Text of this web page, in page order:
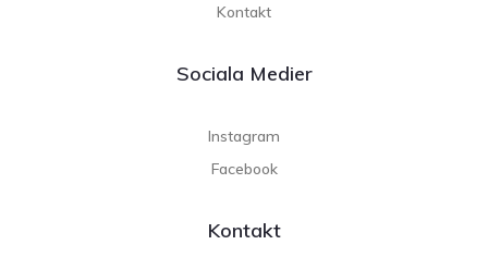
Kontakt
Sociala Medier
Instagram
Facebook
Kontakt